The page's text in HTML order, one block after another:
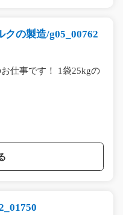
の製造/g05_00762
仕事です！ 1袋25kgの